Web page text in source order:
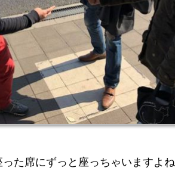
た席にずっと座っちゃいますよね